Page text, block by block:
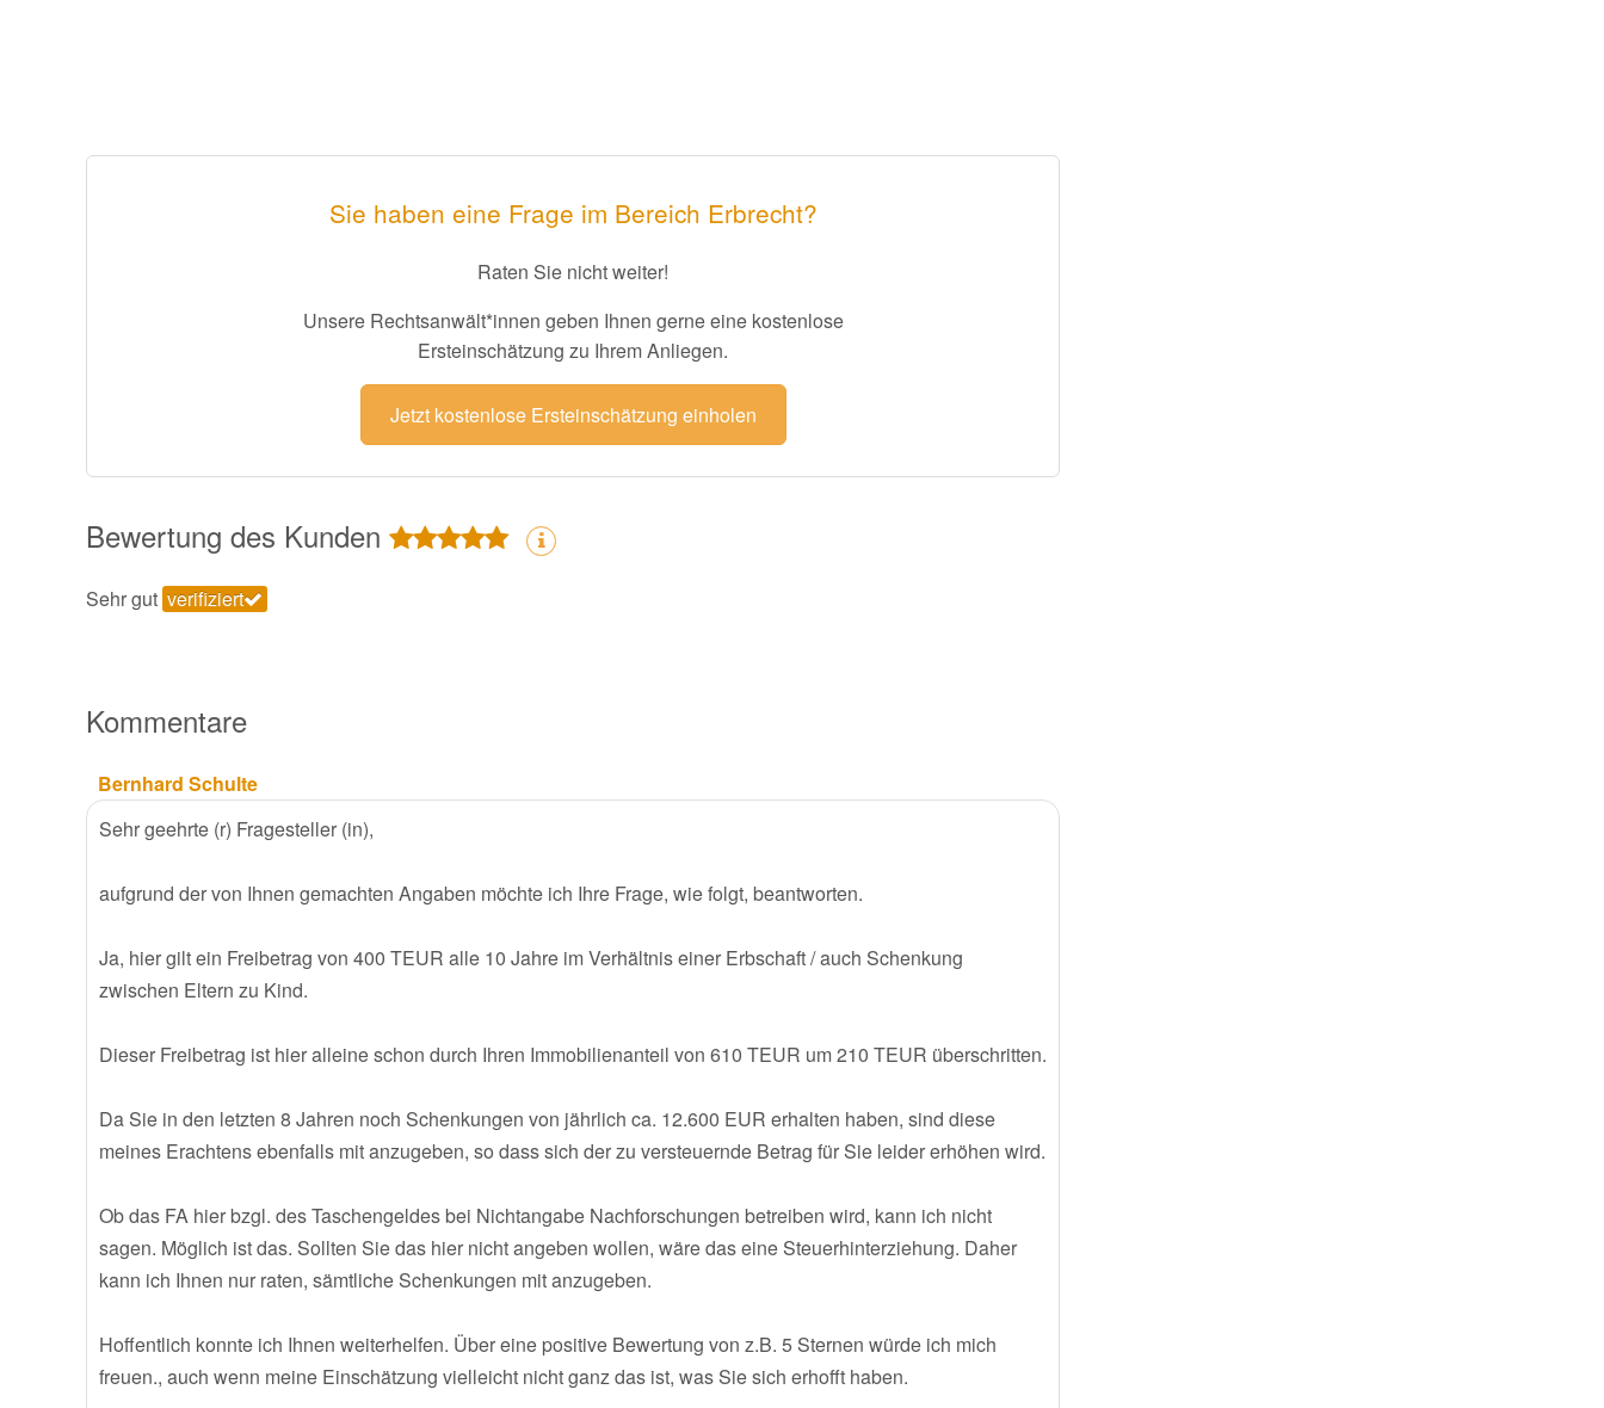
Sie haben eine Frage im Bereich Erbrecht?
Raten Sie nicht weiter!
Unsere Rechtsanwält*innen geben Ihnen gerne eine kostenlose
Ersteinschätzung zu Ihrem Anliegen.
Jetzt kostenlose Ersteinschätzung einholen
Bewertung des Kunden
Sehr gut verifiziert
Kommentare
Bernhard Schulte
Sehr geehrte (r) Fragesteller (in),
aufgrund der von Ihnen gemachten Angaben möchte ich Ihre Frage, wie folgt, beantworten.
Ja, hier gilt ein Freibetrag von 400 TEUR alle 10 Jahre im Verhältnis einer Erbschaft / auch Schenkung
zwischen Eltern zu Kind.
Dieser Freibetrag ist hier alleine schon durch Ihren Immobilienanteil von 610 TEUR um 210 TEUR überschritten.
Da Sie in den letzten 8 Jahren noch Schenkungen von jährlich ca. 12.600 EUR erhalten haben, sind diese
meines Erachtens ebenfalls mit anzugeben, so dass sich der zu versteuernde Betrag für Sie leider erhöhen wird.
Ob das FA hier bzgl. des Taschengeldes bei Nichtangabe Nachforschungen betreiben wird, kann ich nicht
sagen. Möglich ist das. Sollten Sie das hier nicht angeben wollen, wäre das eine Steuerhinterziehung. Daher
kann ich Ihnen nur raten, sämtliche Schenkungen mit anzugeben.
Hoffentlich konnte ich Ihnen weiterhelfen. Über eine positive Bewertung von z.B. 5 Sternen würde ich mich
freuen., auch wenn meine Einschätzung vielleicht nicht ganz das ist, was Sie sich erhofft haben.